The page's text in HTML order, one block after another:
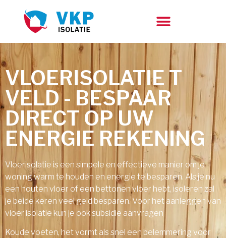
VLOERISOLATIE T
VELD - BESPAAR
DIRECT OP UW
ENERGIE REKENING
Vloerisolatie is een simpele en effectieve manier om je
woning warm te houden en energie te besparen. Als je nu
een houten vloer of een bettonen vloer hebt, isoleren zal
je beide keren veel geld besparen. Voor het aanleggen van
vloer isolatie kun je ook subsidie aanvragen
Koude voeten, het vormt als snel een belemmering voor